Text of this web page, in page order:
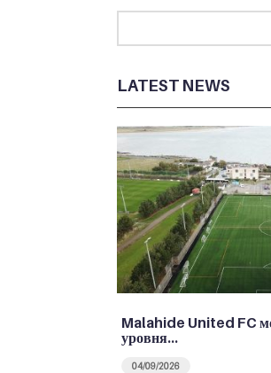
LATEST NEWS
Malahide United FC
уровня…
04/09/2026